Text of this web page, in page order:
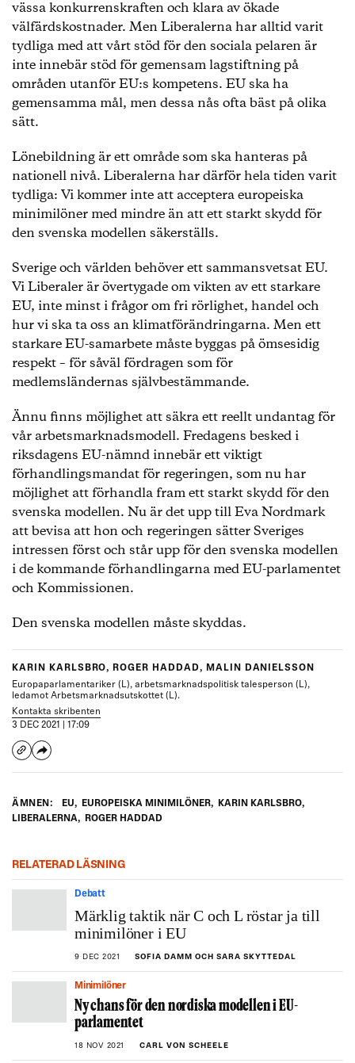
vässa konkurrenskraften och klara av ökade
välfärdskostnader. Men Liberalerna har alltid varit
tydliga med att vårt stöd för den sociala pelaren är
inte innebär stöd för gemensam lagstiftning på
områden utanför EU:s kompetens. EU ska ha
gemensamma mål, men dessa nås ofta bäst på olika
sätt.
Lönebildning är ett område som ska hanteras på
nationell nivå. Liberalerna har därför hela tiden varit
tydliga: Vi kommer inte att acceptera europeiska
minimilöner med mindre än att ett starkt skydd för
den svenska modellen säkerställs.
Sverige och världen behöver ett sammansvetsat EU.
Vi Liberaler är övertygade om vikten av ett starkare
EU, inte minst i frågor om fri rörlighet, handel och
hur vi ska ta oss an klimatförändringarna. Men ett
starkare EU-samarbete måste byggas på ömsesidig
respekt – för såväl fördragen som för
medlemsländernas självbestämmande.
Ännu finns möjlighet att säkra ett reellt undantag för
vår arbetsmarknadsmodell. Fredagens besked i
riksdagens EU-nämnd innebär ett viktigt
förhandlingsmandat för regeringen, som nu har
möjlighet att förhandla fram ett starkt skydd för den
svenska modellen. Nu är det upp till Eva Nordmark
att bevisa att hon och regeringen sätter Sveriges
intressen först och står upp för den svenska modellen
i de kommande förhandlingarna med EU-parlamentet
och Kommissionen.
Den svenska modellen måste skyddas.
KARIN KARLSBRO, ROGER HADDAD, MALIN DANIELSSON
Europaparlamentariker (L), arbetsmarknadspolitisk talesperson (L),
ledamot Arbetsmarknadsutskottet (L).
Kontakta skribenten
3 DEC 2021 | 17:09
ÄMNEN: EU, EUROPEISKA MINIMILÖNER, KARIN KARLSBRO,
LIBERALERNA, ROGER HADDAD
RELATERAD LÄSNING
Debatt
Märklig taktik när C och L röstar ja till
minimilöner i EU
9 DEC 2021 SOFIA DAMM OCH SARA SKYTTEDAL
Minimilöner
Ny chans för den nordiska modellen i EU-
parlamentet
18 NOV 2021 CARL VON SCHEELE